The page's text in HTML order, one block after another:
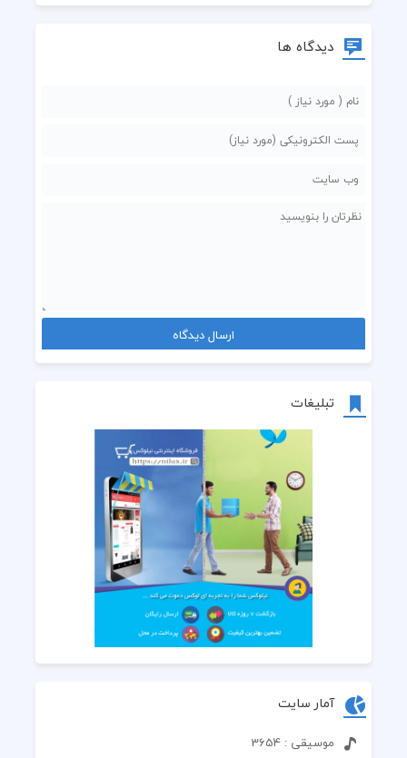
تبلیغات
آمار سایت
موسیقی : 3654
دیدگاه ها